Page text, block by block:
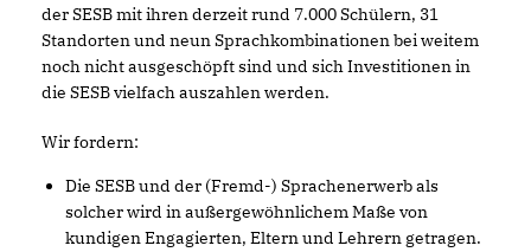
der SESB mit ihren derzeit rund 7.000 Schülern, 31
Standorten und neun Sprachkombinationen bei weitem
noch nicht ausgeschöpft sind und sich Investitionen in
die SESB vielfach auszahlen werden.
Wir fordern:
Die SESB und der (Fremd-) Sprachenerwerb als
solcher wird in außergewöhnlichem Maße von
kundigen Engagierten, Eltern und Lehrern getragen.